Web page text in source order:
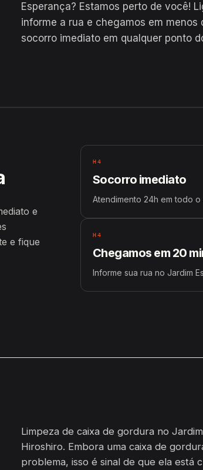
Esperança? Estamos perto de você!
informe a rua e chegamos em menos
socorro imediato em qualquer ponto
e
e fique
H4
Socorro imediato
Atendimento 24h em todo o
H4
Chegamos em 20
Informe sua rua no Jardim
Limpeza de caixa de gordura no
Hiroshiro. Embora uma caixa de
problema, isso é sinal de que ela está